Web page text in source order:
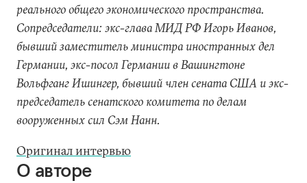
реального общего экономического пространства.
Сопредседатели: экс-глава МИД РФ Игорь Иванов,
бывший заместитель министра иностранных дел
Германии, экс-посол Германии в Вашингтоне
Вольфганг Ишингер, бывший член сената США и экс-
председатель сенатского комитета по делам
вооруженных сил Сэм Нанн.
Оригинал интервью
О авторе